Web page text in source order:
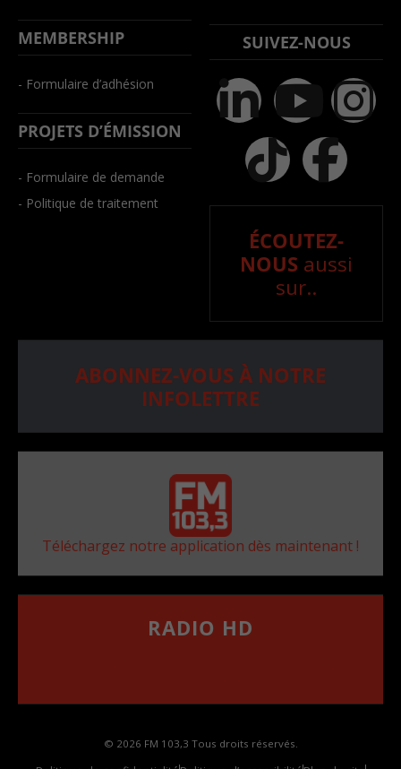
MEMBERSHIP
- Formulaire d’adhésion
PROJETS D’ÉMISSION
- Formulaire de demande
- Politique de traitement
SUIVEZ-NOUS
ÉCOUTEZ-
NOUS aussi
sur..
ABONNEZ-VOUS À NOTRE
INFOLETTRE
Téléchargez notre application dès maintenant !
RADIO HD
© 2026 FM 103,3 Tous droits réservés.